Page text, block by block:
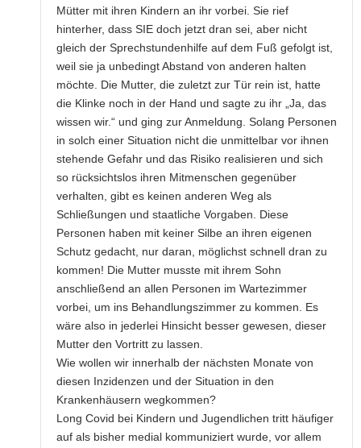
Mütter mit ihren Kindern an ihr vorbei. Sie rief
hinterher, dass SIE doch jetzt dran sei, aber nicht
gleich der Sprechstundenhilfe auf dem Fuß gefolgt ist,
weil sie ja unbedingt Abstand von anderen halten
möchte. Die Mutter, die zuletzt zur Tür rein ist, hatte
die Klinke noch in der Hand und sagte zu ihr „Ja, das
wissen wir.“ und ging zur Anmeldung. Solang Personen
in solch einer Situation nicht die unmittelbar vor ihnen
stehende Gefahr und das Risiko realisieren und sich
so rücksichtslos ihren Mitmenschen gegenüber
verhalten, gibt es keinen anderen Weg als
Schließungen und staatliche Vorgaben. Diese
Personen haben mit keiner Silbe an ihren eigenen
Schutz gedacht, nur daran, möglichst schnell dran zu
kommen! Die Mutter musste mit ihrem Sohn
anschließend an allen Personen im Wartezimmer
vorbei, um ins Behandlungszimmer zu kommen. Es
wäre also in jederlei Hinsicht besser gewesen, dieser
Mutter den Vortritt zu lassen.
Wie wollen wir innerhalb der nächsten Monate von
diesen Inzidenzen und der Situation in den
Krankenhäusern wegkommen?
Long Covid bei Kindern und Jugendlichen tritt häufiger
auf als bisher medial kommuniziert wurde, vor allem